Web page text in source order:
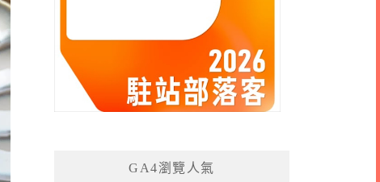
GA4瀏覽人氣